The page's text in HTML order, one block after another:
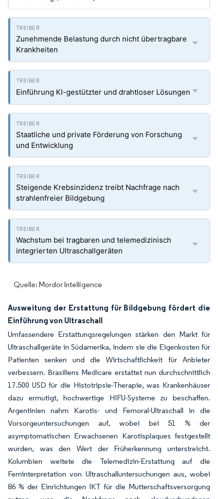
Zunehmende Belastung durch nicht übertragbare
Krankheiten
Einführung KI-gestützter und drahtloser Lösungen
Staatliche und private Förderung von Forschung
und Entwicklung
Steigende Krebsinzidenz treibt Nachfrage nach
strahlenfreier Bildgebung
Wachstum bei tragbaren und telemedizinisch
integrierten Ultraschallgeräten
Quelle: Mordor Intelligence
Ausweitung der Erstattung für Bildgebung fördert die
Einführung von Ultraschall
Umfassendere Erstattungsregelungen stärken den Markt für
Ultraschallgeräte in Südamerika, indem sie die Eigenkosten für
Patienten senken und die Wirtschaftlichkeit für Anbieter
verbessern. Brasiliens Medicare erstattet nun durchschnittlich
17.500 USD für die Histotripsie-Therapie, was Krankenhäuser
dazu ermutigt, hochwertige HIFU-Systeme zu beschaffen.
Argentinien nahm Karotis- und Femoral-Ultraschall in die
Vorsorgeuntersuchungen auf, wobei bei 51 % der
asymptomatischen Erwachsenen Karotisplaques festgestellt
wurden, was den Wert der Früherkennung unterstreicht.
Kolumbien weitete die Telemedizin-Erstattung auf die
Ferninterpretation von Ultraschalluntersuchungen aus, wobei
86 % der Einrichtungen IKT für die Mutterschaftsversorgung